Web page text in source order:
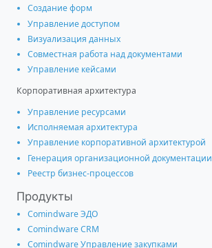
Создание форм
Управление доступом
Визуализация данных
Совместная работа над документами
Управление кейсами
Корпоративная архитектура
Управление ресурсами
Исполняемая архитектура
Управление корпоративной архитектурой
Генерация организационной документации
Реестр бизнес-процессов
Продукты
Comindware ЭДО
Comindware CRM
Comindware Управление закупками